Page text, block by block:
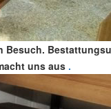
uns aus .